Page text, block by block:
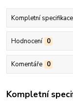
Kompletní specifikace
Hodnocení 0
Komentáře 0
Kompletní